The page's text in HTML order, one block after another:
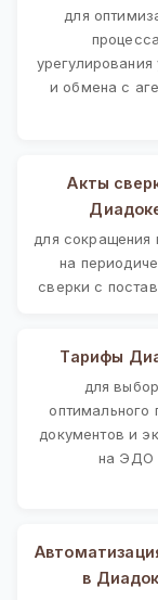
для
процесса
урегулирования
и обмена с
Акты
для сокращения
на
сверки с
Тарифы
для
оптимального
документов и
на ЭДО
в